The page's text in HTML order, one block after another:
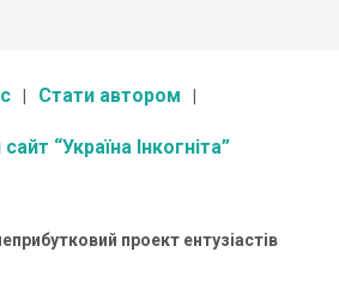
Стати автором
“Україна Інкогніта”
проект ентузіастів